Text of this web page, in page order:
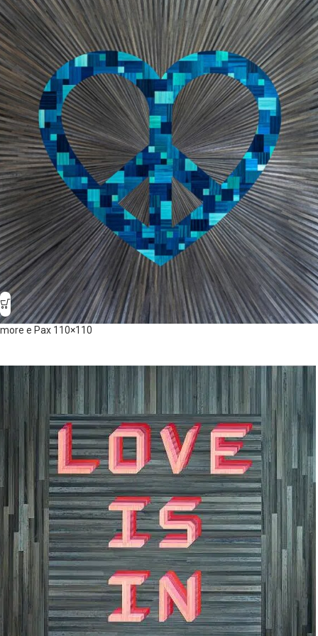
e Pax 110×110